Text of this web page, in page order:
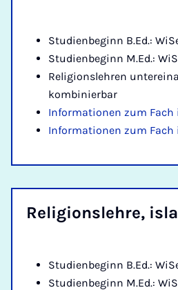
Studienbeginn B.Ed.:
Studienbeginn M.Ed.:
Religionslehren
kombinierbar
Informationen zum Fach
Informationen zum Fach
Re­li­gi­ons­leh­re,
Studienbeginn B.Ed.:
Studienbeginn M.Ed.: